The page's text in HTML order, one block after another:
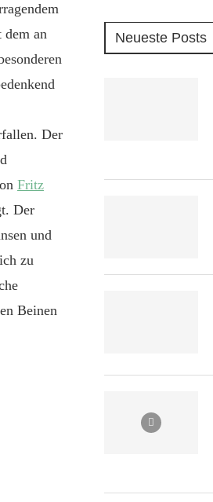
dem an
Der
Fritz
Der
und
zu
Beinen
Neueste Posts